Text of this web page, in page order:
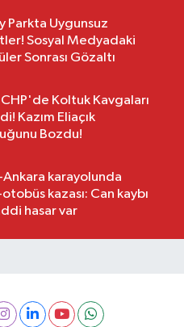
Parkta Uygunsuz
Sosyal Medyadaki
Sonrası Gözaltı
Koltuk Kavgaları
Kazım Eliaçık
Bozdu!
karayolunda
kazası: Can kaybı
hasar var